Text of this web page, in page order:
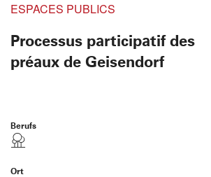
ESPACES PUBLICS
Processus participatif des
préaux de Geisendorf
Berufs
Ort